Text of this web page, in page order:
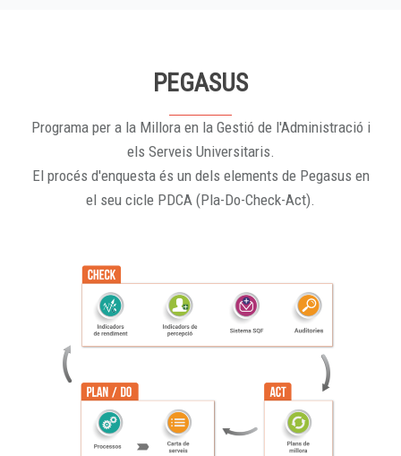
PEGASUS
Programa per a la Millora en la Gestió de l'Administració i
els Serveis Universitaris.
El procés d'enquesta és un dels elements de Pegasus en
el seu cicle PDCA (Pla-Do-Check-Act).